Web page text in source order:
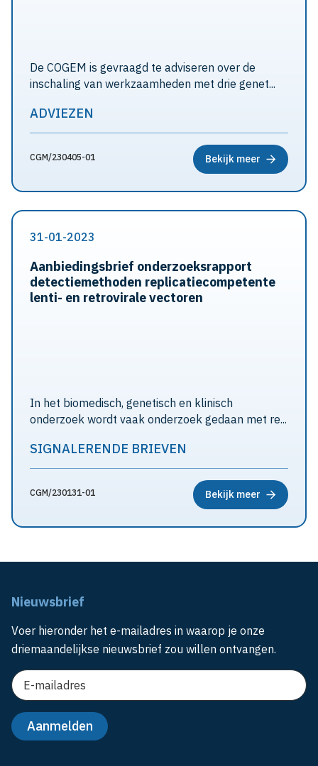
De COGEM is gevraagd te adviseren over de
inschaling van werkzaamheden met drie genet...
ADVIEZEN
CGM/230405-01 Bekijk meer
31-01-2023
Aanbiedingsbrief onderzoeksrapport
detectiemethoden replicatiecompetente
lenti- en retrovirale vectoren
In het biomedisch, genetisch en klinisch
onderzoek wordt vaak onderzoek gedaan met re...
SIGNALERENDE BRIEVEN
CGM/230131-01 Bekijk meer
Nieuwsbrief
Voer hieronder het e-mailadres in waarop je onze
driemaandelijkse nieuwsbrief zou willen ontvangen.